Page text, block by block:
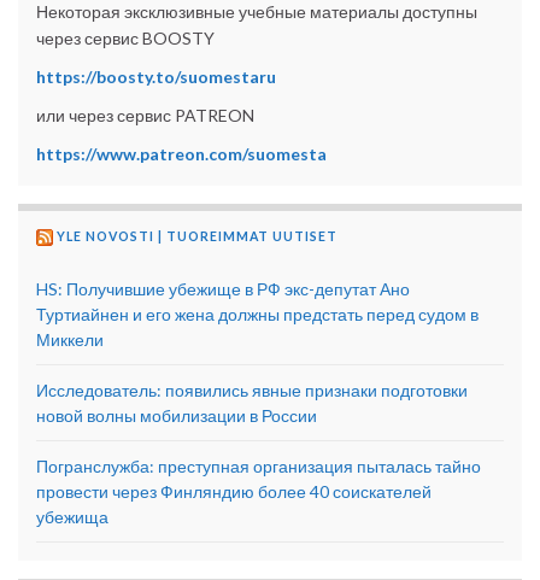
Некоторая эксклюзивные учебные материалы доступны
через сервис BOOSTY
https://boosty.to/suomestaru
или через сервис PATREON
https://www.patreon.com/suomesta
YLE NOVOSTI | TUOREIMMAT UUTISET
HS: Получившие убежище в РФ экс-депутат Ано
Туртиайнен и его жена должны предстать перед судом в
Миккели
Исследователь: появились явные признаки подготовки
новой волны мобилизации в России
Погранслужба: преступная организация пыталась тайно
провести через Финляндию более 40 соискателей
убежища